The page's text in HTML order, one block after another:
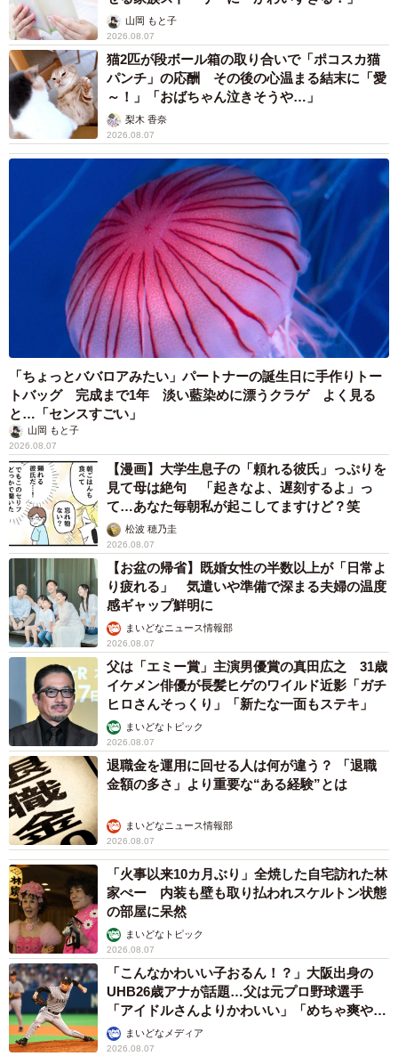
山岡 もと子
2026.08.07
猫2匹が段ボール箱の取り合いで「ポコスカ猫
パンチ」の応酬 その後の心温まる結末に「愛
～！」「おばちゃん泣きそうや…」
梨木 香奈
2026.08.07
「ちょっとババロアみたい」パートナーの誕生日に手作りトー
トバッグ 完成まで1年 淡い藍染めに漂うクラゲ よく見る
と…「センスすごい」
山岡 もと子
2026.08.07
【漫画】大学生息子の「頼れる彼氏」っぷりを
見て母は絶句 「起きなよ、遅刻するよ」っ
て…あなた毎朝私が起こしてますけど？笑
松波 穂乃圭
2026.08.07
【お盆の帰省】既婚女性の半数以上が「日常よ
り疲れる」 気遣いや準備で深まる夫婦の温度
感ギャップ鮮明に
まいどなニュース情報部
2026.08.07
父は「エミー賞」主演男優賞の真田広之 31歳
イケメン俳優が長髪ヒゲのワイルド近影「ガチ
ヒロさんそっくり」「新たな一面もステキ」
まいどなトピック
2026.08.07
退職金を運用に回せる人は何が違う？ 「退職
金額の多さ」より重要な“ある経験”とは
まいどなニュース情報部
2026.08.07
「火事以来10カ月ぶり」全焼した自宅訪れた林
家ぺー 内装も壁も取り払われスケルトン状態
の部屋に呆然
まいどなトピック
2026.08.07
「こんなかわいい子おるん！？」大阪出身の
UHB26歳アナが話題…父は元プロ野球選手
「アイドルさんよりかわいい」「めちゃ爽や
か」まいどなメディア
2026.08.07